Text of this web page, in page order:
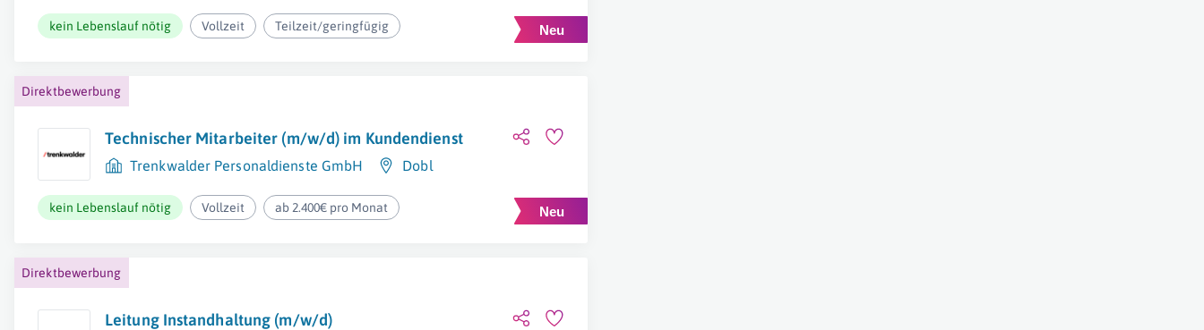
kein Lebenslauf nötig Vollzeit Teilzeit/geringfügig
Direktbewerbung
Technischer Mitarbeiter (m/w/d) im Kundendienst
Trenkwalder Personaldienste GmbH Dobl
kein Lebenslauf nötig Vollzeit ab 2.400€ pro Monat
Direktbewerbung
Leitung Instandhaltung (m/w/d)